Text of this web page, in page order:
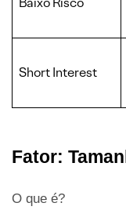
Short Interest
Fator:
O que é?